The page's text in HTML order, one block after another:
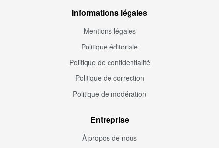
Informations légales
Mentions légales
Politique éditoriale
Politique de confidentialité
Politique de correction
Politique de modération
Entreprise
À propos de nous